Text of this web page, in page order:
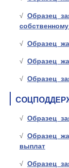
Образец
Образец
Образец
Образец
Образец
Образец
выплат
Образец